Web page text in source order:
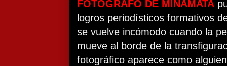
FOTOGRAFO DE MINAMATA
logros periodísticos formativos
se vuelve incómodo cuando la
mueve al borde de la
fotográfico aparece como